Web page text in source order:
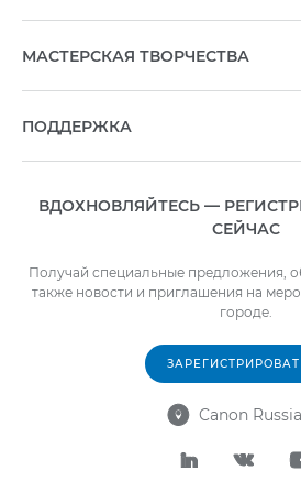
МАСТЕРСКАЯ ТВОРЧЕСТВА
ПОДДЕРЖКА
ВДОХНОВЛЯЙТЕСЬ —
СЕЙЧАС
Получай специальные предложения,
также новости и приглашения на
городе.
 Canon Russia
 